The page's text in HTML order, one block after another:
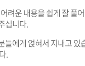
려운 내용을 쉽게 잘 풀
십니다.
들에게 얹혀서 지내고
.